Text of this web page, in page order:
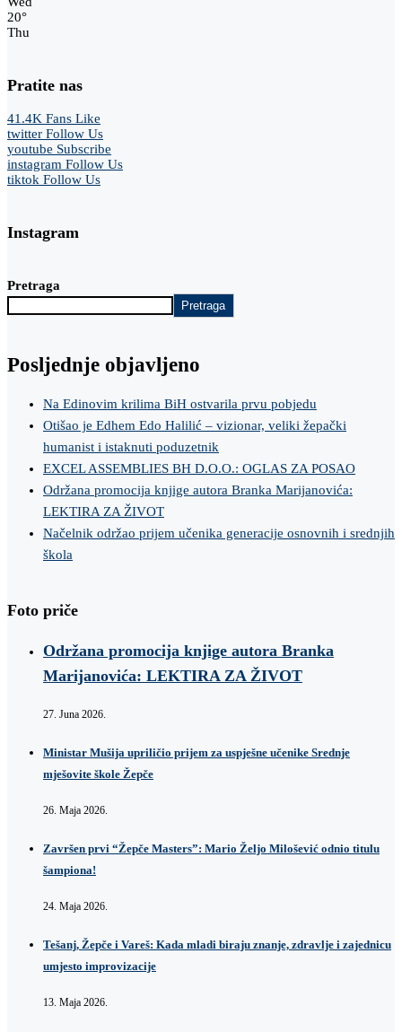
20°
Thu
Pratite nas
41.4K Fans Like
twitter Follow Us
youtube Subscribe
instagram Follow Us
tiktok Follow Us
Instagram
Pretraga
Pretraga
Posljednje objavljeno
Na Edinovim krilima BiH ostvarila prvu pobjedu
Otišao je Edhem Edo Halilić – vizionar, veliki žepački
humanist i istaknuti poduzetnik
EXCEL ASSEMBLIES BH D.O.O.: OGLAS ZA POSAO
Održana promocija knjige autora Branka Marijanovića:
LEKTIRA ZA ŽIVOT
Načelnik održao prijem učenika generacije osnovnih i srednjih
škola
Foto priče
Održana promocija knjige autora Branka
Marijanovića: LEKTIRA ZA ŽIVOT
27. Juna 2026.
Ministar Mušija upriličio prijem za uspješne učenike Srednje
mješovite škole Žepče
26. Maja 2026.
Završen prvi “Žepče Masters”: Mario Željo Milošević odnio titulu
šampiona!
24. Maja 2026.
Tešanj, Žepče i Vareš: Kada mladi biraju znanje, zdravlje i zajednicu
umjesto improvizacije
13. Maja 2026.